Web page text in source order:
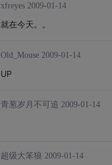
xfreyes 2009-01-14
就在今天。。
Old_Mouse 2009-01-14
UP
青葱岁月不可追 2009-01-14
超级大笨狼 2009-01-14